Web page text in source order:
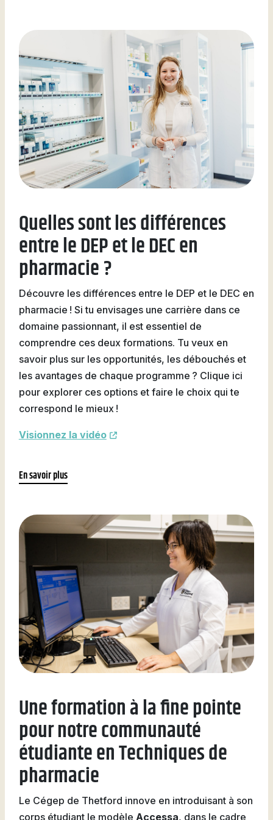
Quelles sont les différences
entre le DEP et le DEC en
pharmacie ?
Découvre les différences entre le DEP et le DEC en
pharmacie ! Si tu envisages une carrière dans ce
domaine passionnant, il est essentiel de
comprendre ces deux formations. Tu veux en
savoir plus sur les opportunités, les débouchés et
les avantages de chaque programme ? Clique ici
pour explorer ces options et faire le choix qui te
correspond le mieux !
Visionnez la vidéo
En savoir plus
Une formation à la fine pointe
pour notre communauté
étudiante en Techniques de
pharmacie
Le Cégep de Thetford innove en introduisant à son
corps étudiant le modèle Accessa, dans le cadre